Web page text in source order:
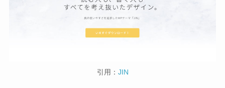
引用： JIN